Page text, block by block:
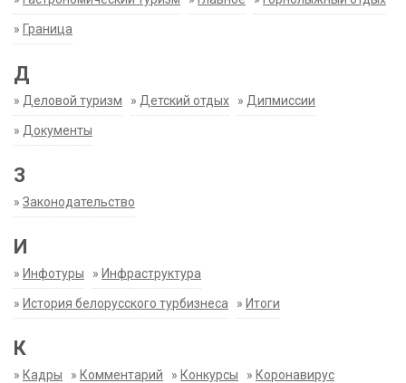
» Граница
Д
» Деловой туризм » Детский отдых » Дипмиссии
» Документы
З
» Законодательство
И
» Инфотуры » Инфраструктура
» История белорусского турбизнеса » Итоги
К
» Кадры » Комментарий » Конкурсы » Коронавирус